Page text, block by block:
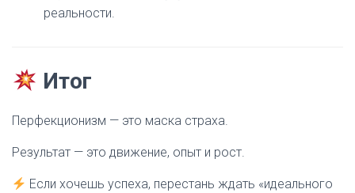
реальности.
Итог
Перфекционизм — это маска страха.
Результат — это движение, опыт и рост.
Если хочешь успеха, перестань ждать «идеального